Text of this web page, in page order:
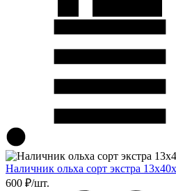
Наличник ольха сорт экстра
600 ₽/шт.